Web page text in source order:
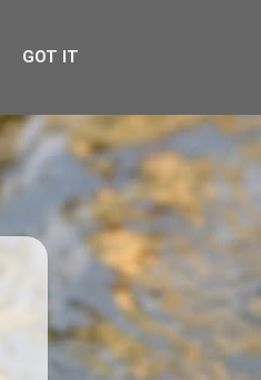
GOT IT